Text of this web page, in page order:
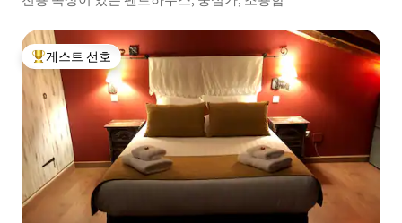
상위 게스트 선호
게스트 선호